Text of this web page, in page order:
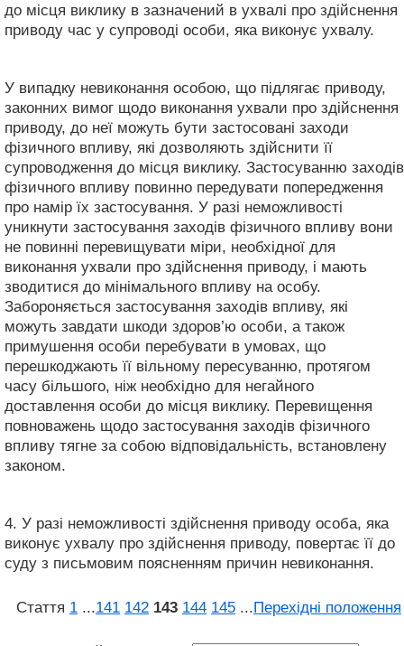
до місця виклику в зазначений в ухвалі про здійснення
приводу час у супроводі особи, яка виконує ухвалу.
У випадку невиконання особою, що підлягає приводу,
законних вимог щодо виконання ухвали про здійснення
приводу, до неї можуть бути застосовані заходи
фізичного впливу, які дозволяють здійснити її
супроводження до місця виклику. Застосуванню заходів
фізичного впливу повинно передувати попередження
про намір їх застосування. У разі неможливості
уникнути застосування заходів фізичного впливу вони
не повинні перевищувати міри, необхідної для
виконання ухвали про здійснення приводу, і мають
зводитися до мінімального впливу на особу.
Забороняється застосування заходів впливу, які
можуть завдати шкоди здоров’ю особи, а також
примушення особи перебувати в умовах, що
перешкоджають її вільному пересуванню, протягом
часу більшого, ніж необхідно для негайного
доставлення особи до місця виклику. Перевищення
повноважень щодо застосування заходів фізичного
впливу тягне за собою відповідальність, встановлену
законом.
4. У разі неможливості здійснення приводу особа, яка
виконує ухвалу про здійснення приводу, повертає її до
суду з письмовим поясненням причин невиконання.
Стаття 1 ...141 142 143 144 145 ...Перехідні положення